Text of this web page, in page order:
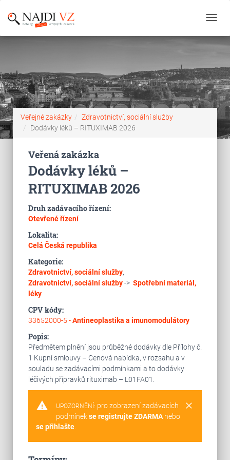
Veřejné zakázky
Zdravotnictví, sociální služby
Dodávky léků – RITUXIMAB 2026
Veřená zakázka
Dodávky léků –
RITUXIMAB 2026
Druh zadávacího řízení:
Otevřené řízení
Lokalita:
Celá Česká republika
Kategorie:
Zdravotnictví, sociální služby,
Zdravotnictví, sociální služby-> Spotřební materiál,
léky
CPV kódy:
33652000-5 -Antineoplastika a imunomodulátory
Popis:
Předmětem plnění jsou průběžné dodávky dle Přílohy č.
1 Kupní smlouvy – Cenová nabídka, v rozsahu a v
souladu se zadávacími podmínkami a to dodávky
léčivých přípravků rituximab – L01FA01.
warning clear
UPOZORNĚNÍ: pro zobrazení zadávacích
podmínekse registrujte ZDARMAnebo
se přihlašte.